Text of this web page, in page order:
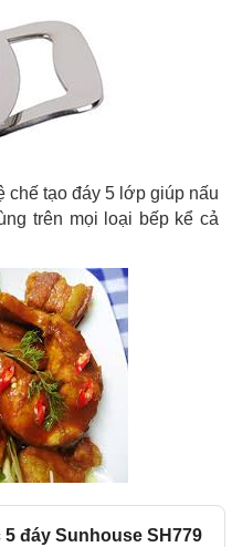
chế tạo đáy 5 lớp giúp nấu
trên mọi loại bếp kể cả
đáy Sunhouse SH779